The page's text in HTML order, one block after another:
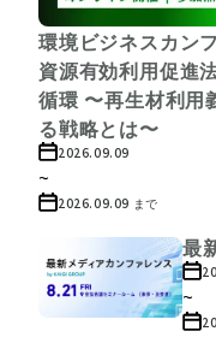
環境ビジネスカン
資源有効利用促進
循環 〜再生材利用
る戦略とは〜
2026.09.09
~
2026.09.09 まで
最
~